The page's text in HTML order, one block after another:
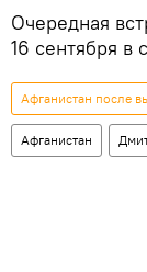
Очередная
16 сентября в
Афганистан после
Афганистан